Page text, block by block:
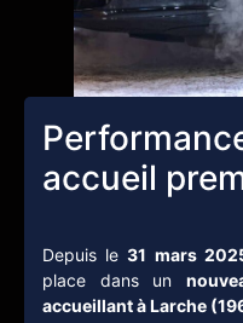
accueil
Depuis le31 mars
place dans un
accueillant à Larche